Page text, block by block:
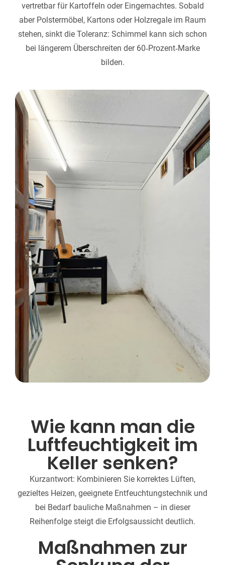
vertretbar für Kartoffeln oder Eingemachtes. Sobald
aber Polstermöbel, Kartons oder Holzregale im Raum
stehen, sinkt die Toleranz: Schimmel kann sich schon
bei längerem Überschreiten der 60‑Prozent‑Marke
bilden.
Wie kann man die
Luftfeuchtigkeit im
Keller senken?
Kurzantwort: Kombinieren Sie korrektes Lüften,
gezieltes Heizen, geeignete Entfeuchtungstechnik und
bei Bedarf bauliche Maßnahmen – in dieser
Reihenfolge steigt die Erfolgsaussicht deutlich.
Maßnahmen zur